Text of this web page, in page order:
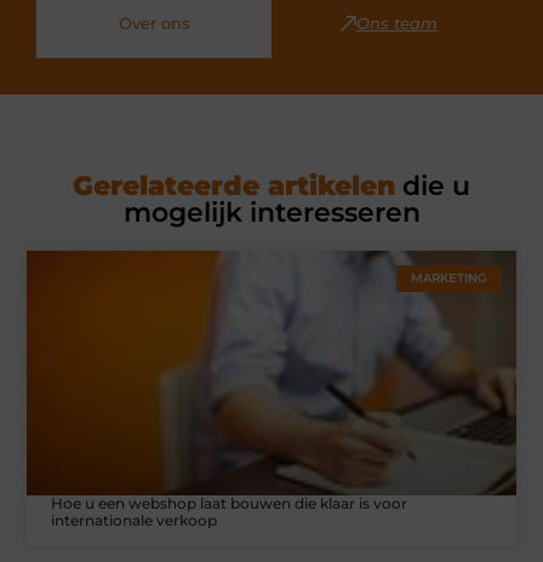
Over ons Ons team
Gerelateerde artikelen die u
mogelijk interesseren
MARKETING
Hoe u een webshop laat bouwen die klaar is voor
internationale verkoop